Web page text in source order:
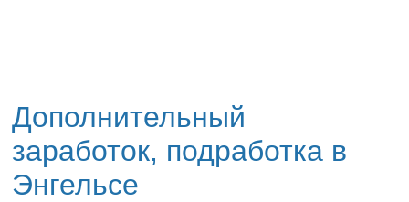
Дополнительный
заработок, подработка в
Энгельсе